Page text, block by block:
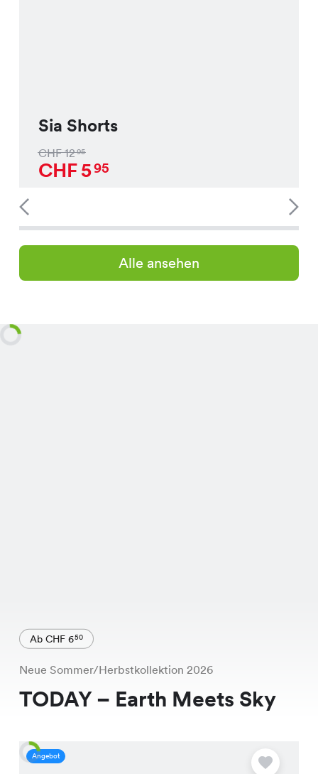
Sia Shorts
CHF1295
CHF595
Alle ansehen
Ab CHF 650
Neue Sommer/Herbstkollektion 2026
TODAY – Earth Meets Sky
Angebot